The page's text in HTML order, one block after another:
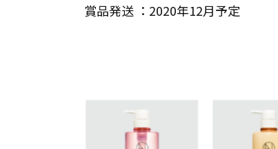
賞品発送 ：2020年12月予定